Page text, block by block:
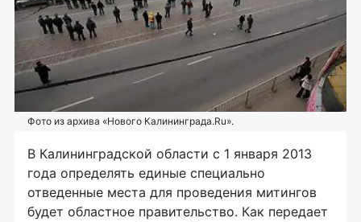
Фото из архива «Нового Калининграда.Ru».
В Калининградской области с 1 января 2013
года определять единые специально
отведенные места для проведения митингов
будет областное правительство. Как передает